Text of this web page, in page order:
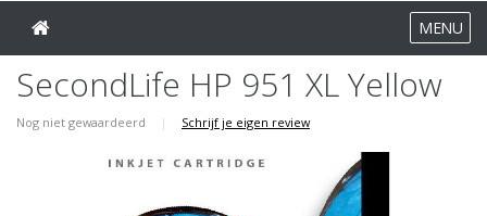
MENU
SecondLife HP 951 XL Yellow
Nog niet gewaardeerd | Schrijf je eigen review